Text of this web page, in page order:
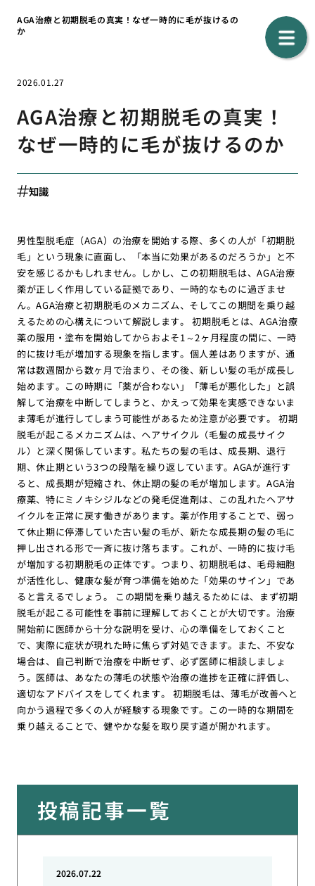
AGA治療と初期脱毛の真実！なぜ一時的に毛が抜けるの
か
2026.01.27
AGA治療と初期脱毛の真実！
なぜ一時的に毛が抜けるのか
知識
男性型脱毛症（AGA）の治療を開始する際、多くの人が「初期脱
毛」という現象に直面し、「本当に効果があるのだろうか」と不
安を感じるかもしれません。しかし、この初期脱毛は、AGA治療
薬が正しく作用している証拠であり、一時的なものに過ぎませ
ん。AGA治療と初期脱毛のメカニズム、そしてこの期間を乗り越
えるための心構えについて解説します。 初期脱毛とは、AGA治療
薬の服用・塗布を開始してからおよそ1～2ヶ月程度の間に、一時
的に抜け毛が増加する現象を指します。個人差はありますが、通
常は数週間から数ヶ月で治まり、その後、新しい髪の毛が成長し
始めます。この時期に「薬が合わない」「薄毛が悪化した」と誤
解して治療を中断してしまうと、かえって効果を実感できないま
ま薄毛が進行してしまう可能性があるため注意が必要です。 初期
脱毛が起こるメカニズムは、ヘアサイクル（毛髪の成長サイク
ル）と深く関係しています。私たちの髪の毛は、成長期、退行
期、休止期という3つの段階を繰り返しています。AGAが進行す
ると、成長期が短縮され、休止期の髪の毛が増加します。AGA治
療薬、特にミノキシジルなどの発毛促進剤は、この乱れたヘアサ
イクルを正常に戻す働きがあります。薬が作用することで、弱っ
て休止期に停滞していた古い髪の毛が、新たな成長期の髪の毛に
押し出される形で一斉に抜け落ちます。これが、一時的に抜け毛
が増加する初期脱毛の正体です。つまり、初期脱毛は、毛母細胞
が活性化し、健康な髪が育つ準備を始めた「効果のサイン」であ
ると言えるでしょう。 この期間を乗り越えるためには、まず初期
脱毛が起こる可能性を事前に理解しておくことが大切です。治療
開始前に医師から十分な説明を受け、心の準備をしておくこと
で、実際に症状が現れた時に焦らず対処できます。また、不安な
場合は、自己判断で治療を中断せず、必ず医師に相談しましょ
う。医師は、あなたの薄毛の状態や治療の進捗を正確に評価し、
適切なアドバイスをしてくれます。 初期脱毛は、薄毛が改善へと
向かう過程で多くの人が経験する現象です。この一時的な期間を
乗り越えることで、健やかな髪を取り戻す道が開かれます。
投稿記事一覧
2026.07.22